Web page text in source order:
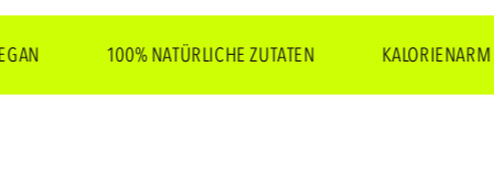
100% NATÜRLICHE ZUTATEN KALORIENARM